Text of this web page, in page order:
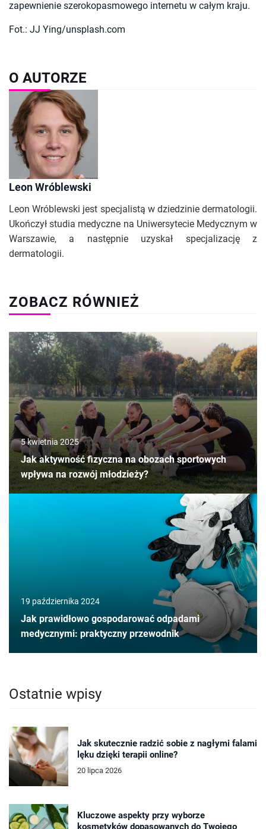
zapewnienie szerokopasmowego internetu w całym kraju.
Fot.: JJ Ying/unsplash.com
O AUTORZE
Leon Wróblewski
Leon Wróblewski jest specjalistą w dziedzinie dermatologii.
Ukończył studia medyczne na Uniwersytecie Medycznym w
Warszawie, a następnie uzyskał specjalizację z
dermatologii.
ZOBACZ RÓWNIEŻ
5 kwietnia 2025
Jak aktywność fizyczna na obozach sportowych
wpływa na rozwój młodzieży?
19 października 2024
Jak prawidłowo gospodarować odpadami
medycznymi: praktyczny przewodnik
Ostatnie wpisy
Jak skutecznie radzić sobie z nagłymi falami
lęku dzięki terapii online?
20 lipca 2026
Kluczowe aspekty przy wyborze
kosmetyków dopasowanych do Twojego